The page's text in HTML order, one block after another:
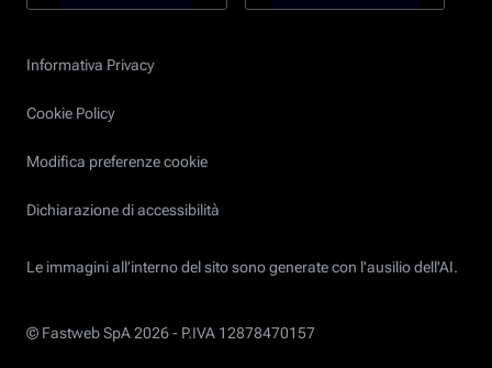
Informativa Privacy
Cookie Policy
Modifica preferenze cookie
Dichiarazione di accessibilità
Le immagini all’interno del sito sono generate con l'ausilio dell'AI.
© Fastweb SpA 2026 - P.IVA 12878470157